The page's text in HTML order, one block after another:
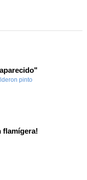
pinto-
flamígera!